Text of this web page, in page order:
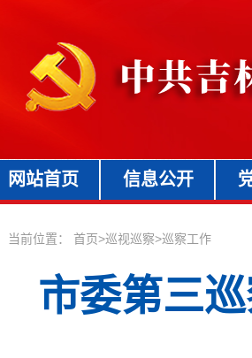
网站首页 信息公开
当前位置： 首页>巡视巡察>巡察工作
市委第三